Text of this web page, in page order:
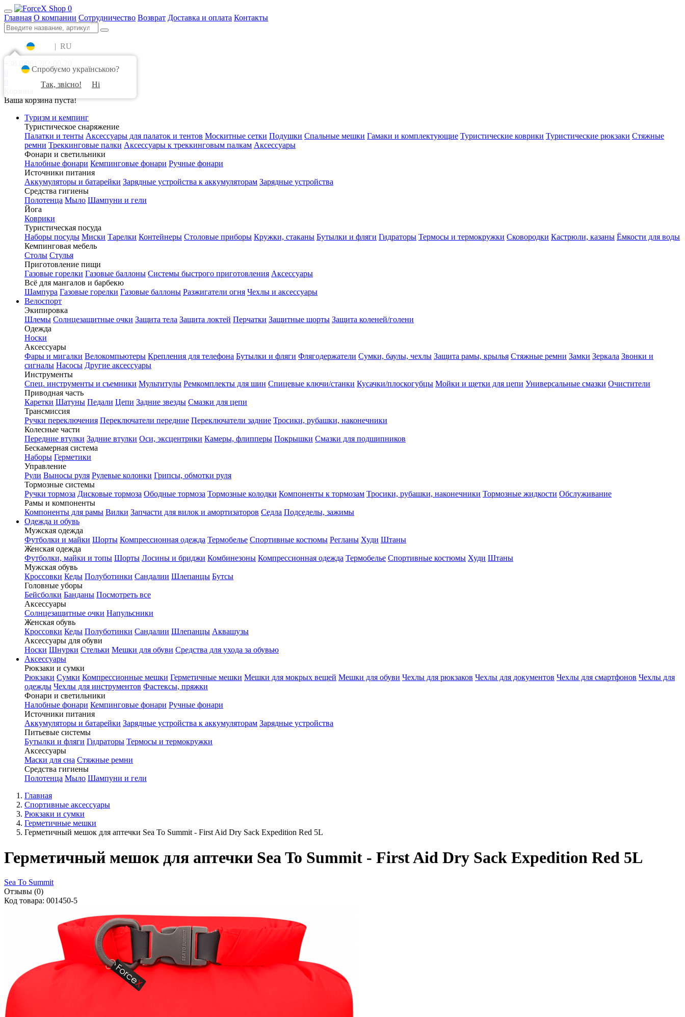
0
Главная О компании Сотрудничество Возврат Доставка и оплата Контакты
| RU
+38 (096) 282-00-70
Ваша корзина пуста!
Туризм и кемпинг
Туристическое снаряжение
Палатки и тенты Аксессуары для палаток и тентов Москитные сетки Подушки Спальные мешки Гамаки и комплектующие Туристические коврики Туристические рюкзаки Стяжные
ремни Треккинговые палки Аксессуары к треккинговым палкам Аксессуары
Фонари и светильники
Налобные фонари Кемпинговые фонари Ручные фонари
Источники питания
Аккумуляторы и батарейки Зарядные устройства к аккумуляторам Зарядные устройства
Средства гигиены
Полотенца Мыло Шампуни и гели
Йога
Коврики
Туристическая посуда
Наборы посуды Миски Тарелки Контейнеры Столовые приборы Кружки, стаканы Бутылки и фляги Гидраторы Термосы и термокружки Сковородки Кастрюли, казаны Ёмкости для воды
Кемпинговая мебель
Столы Стулья
Приготовление пищи
Газовые горелки Газовые баллоны Системы быстрого приготовления Аксессуары
Всё для мангалов и барбекю
Шампура Газовые горелки Газовые баллоны Разжигатели огня Чехлы и аксессуары
Велоспорт
Экипировка
Шлемы Солнцезащитные очки Защита тела Защита локтей Перчатки Защитные шорты Защита коленей/голени
Одежда
Носки
Аксессуары
Фары и мигалки Велокомпьютеры Крепления для телефона Бутылки и фляги Флягодержатели Сумки, баулы, чехлы Защита рамы, крылья Стяжные ремни Замки Зеркала Звонки и
сигналы Насосы Другие аксессуары
Инструменты
Спец. инструменты и съемники Мультитулы Ремкомплекты для шин Спицевые ключи/станки Кусачки/плоскогубцы Мойки и щетки для цепи Универсальные смазки Очистители
Приводная часть
Каретки Шатуны Педали Цепи Задние звезды Смазки для цепи
Трансмиссия
Ручки переключения Переключатели передние Переключатели задние Тросики, рубашки, наконечники
Колесные части
Передние втулки Задние втулки Оси, эксцентрики Камеры, флипперы Покрышки Смазки для подшипников
Бескамерная система
Наборы Герметики
Управление
Рули Выносы руля Рулевые колонки Грипсы, обмотки руля
Тормозные системы
Ручки тормоза Дисковые тормоза Ободные тормоза Тормозные колодки Компоненты к тормозам Тросики, рубашки, наконечники Тормозные жидкости Обслуживание
Рамы и компоненты
Компоненты для рамы Вилки Запчасти для вилок и амортизаторов Седла Подседелы, зажимы
Одежда и обувь
Мужская одежда
Футболки и майки Шорты Компрессионная одежда Термобелье Спортивные костюмы Регланы Худи Штаны
Женская одежда
Футболки, майки и топы Шорты Лосины и бриджи Комбинезоны Компрессионная одежда Термобелье Спортивные костюмы Худи Штаны
Мужская обувь
Кроссовки Кеды Полуботинки Сандалии Шлепанцы Бутсы
Головные уборы
Бейсболки Банданы Посмотреть все
Аксессуары
Солнцезащитные очки Напульсники
Женская обувь
Кроссовки Кеды Полуботинки Сандалии Шлепанцы Аквашузы
Аксессуары для обуви
Носки Шнурки Стельки Мешки для обуви Средства для ухода за обувью
Аксессуары
Рюкзаки и сумки
Рюкзаки Сумки Компрессионные мешки Герметичные мешки Мешки для мокрых вещей Мешки для обуви Чехлы для рюкзаков Чехлы для документов Чехлы для смартфонов Чехлы для
одежды Чехлы для инструментов Фастексы, пряжки
Фонари и светильники
Налобные фонари Кемпинговые фонари Ручные фонари
Источники питания
Аккумуляторы и батарейки Зарядные устройства к аккумуляторам Зарядные устройства
Питьевые системы
Бутылки и фляги Гидраторы Термосы и термокружки
Аксессуары
Маски для сна Стяжные ремни
Средства гигиены
Полотенца Мыло Шампуни и гели
Главная
Спортивные аксессуары
Рюкзаки и сумки
Герметичные мешки
Герметичный мешок для аптечки Sea To Summit - First Aid Dry Sack Expedition Red 5L
Герметичный мешок для аптечки Sea To Summit - First Aid Dry Sack Expedition Red 5L
Sea To Summit
Отзывы (0)
Код товара: 001450-5
Спробуємо українською?
Так, звісно!
Ні